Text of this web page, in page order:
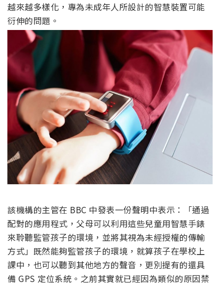
越來越多樣化，專為未成年人所設計的智慧裝置可能
衍伸的問題。
該機構的主管在 BBC 中發表一份聲明中表示：「通過
配對的應用程式，父母可以利用這些兒童用智慧手錶
來聆聽監管孩子的環境，並將其視為未經授權的傳輸
方式」既然能夠監管孩子的環境，就算孩子在學校上
課中，也可以聽到其他地方的聲音，更別提有的還具
備 GPS 定位系統。之前其實就已經因為類似的原因禁